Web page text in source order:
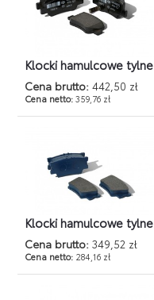
Klocki hamulcowe tylne
Cena brutto: 442,50 zł
Cena netto:359,76 zł
Klocki hamulcowe tylne
Cena brutto: 349,52 zł
Cena netto: 284,16 zł